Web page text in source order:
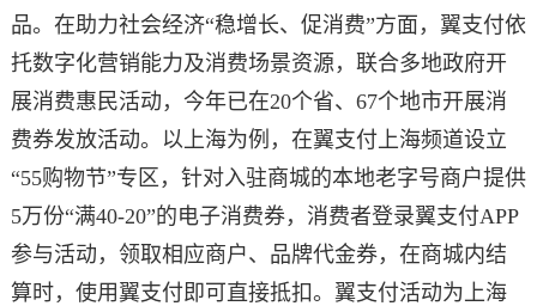
品。在助力社会经济“稳增长、促消费”方面，翼支付依
托数字化营销能力及消费场景资源，联合多地政府开
展消费惠民活动，今年已在20个省、67个地市开展消
费券发放活动。以上海为例，在翼支付上海频道设立
“55购物节”专区，针对入驻商城的本地老字号商户提供
5万份“满40-20”的电子消费券，消费者登录翼支付APP
参与活动，领取相应商户、品牌代金券，在商城内结
算时，使用翼支付即可直接抵扣。翼支付活动为上海